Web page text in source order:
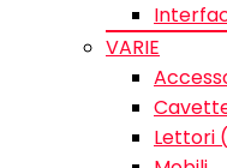
VARIE
Lettori